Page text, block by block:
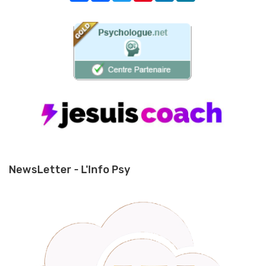
NewsLetter - L'Info Psy